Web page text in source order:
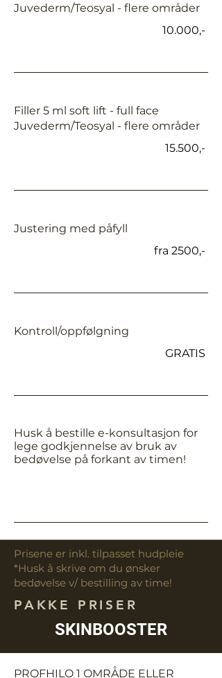
Juvederm/Teosyal - flere områder
10.000,-
Filler 5 ml soft lift - full face
Juvederm/Teosyal - flere områder
15.500,-
Justering med påfyll
fra 2500,-​
Kontroll/oppfølgning
GRATIS
Husk å bestille e-konsultasjon for
lege godkjennelse av bruk av
bedøvelse på forkant av timen!
Prisene er inkl. tilpasset hudpleie
*Husk å skrive om du ønsker
bedøvelse v/ bestilling av time!
PAKKE PRISER
SKINBOOSTER
PROFHILO 1 OMRÅDE ELLER